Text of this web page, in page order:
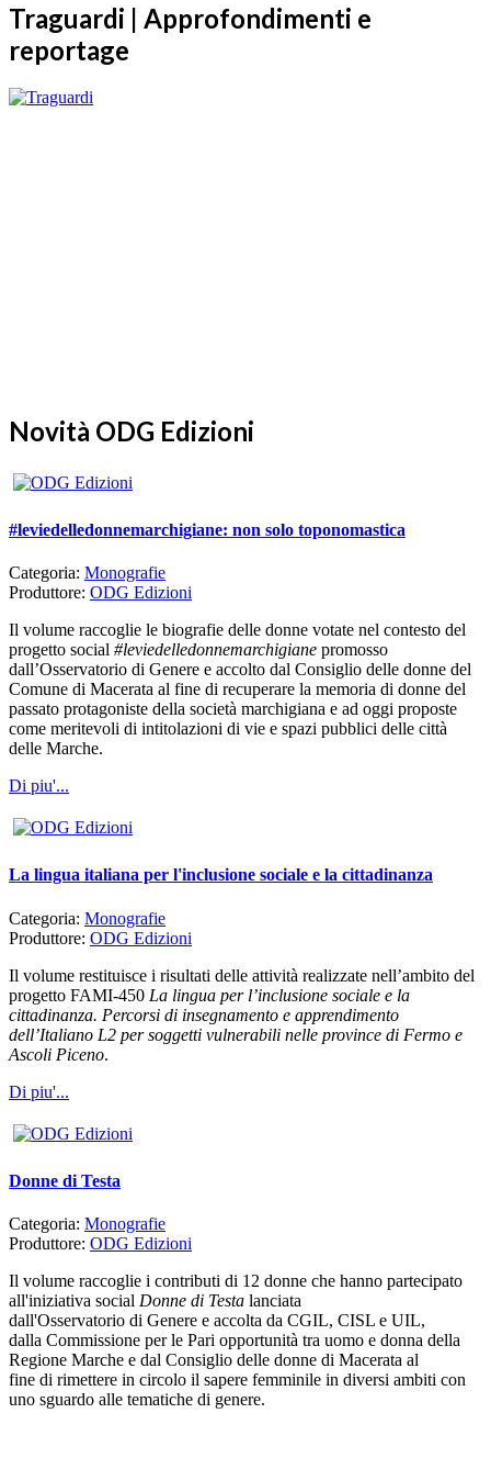
Traguardi | Approfondimenti e
reportage
Novità ODG Edizioni
#leviedelledonnemarchigiane: non solo toponomastica
Categoria: Monografie
Produttore: ODG Edizioni
Il volume raccoglie le biografie delle donne votate nel contesto del
progetto social #leviedelledonnemarchigiane promosso
dall’Osservatorio di Genere e accolto dal Consiglio delle donne del
Comune di Macerata al fine di recuperare la memoria di donne del
passato protagoniste della società marchigiana e ad oggi proposte
come meritevoli di intitolazioni di vie e spazi pubblici delle città
delle Marche.
Di piu'...
La lingua italiana per l'inclusione sociale e la cittadinanza
Categoria: Monografie
Produttore: ODG Edizioni
Il volume restituisce i risultati delle attività realizzate nell’ambito del
progetto FAMI-450 La lingua per l’inclusione sociale e la
cittadinanza. Percorsi di insegnamento e apprendimento
dell’Italiano L2 per soggetti vulnerabili nelle province di Fermo e
Ascoli Piceno.
Di piu'...
Donne di Testa
Categoria: Monografie
Produttore: ODG Edizioni
Il volume raccoglie i contributi di 12 donne che hanno partecipato
all'iniziativa social Donne di Testa lanciata
dall'Osservatorio di Genere e accolta da CGIL, CISL e UIL,
dalla Commissione per le Pari opportunità tra uomo e donna della
Regione Marche e dal Consiglio delle donne di Macerata al
fine di rimettere in circolo il sapere femminile in diversi ambiti con
uno sguardo alle tematiche di genere.